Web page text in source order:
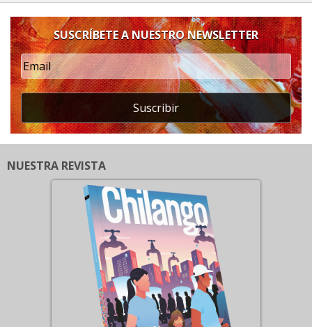
SUSCRÍBETE A NUESTRO NEWSLETTER
Suscribir
NUESTRA REVISTA